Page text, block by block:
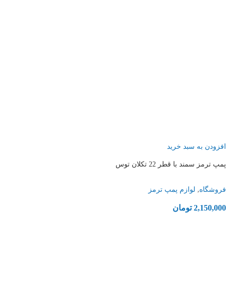
افزودن به سبد خرید
پمپ ترمز سمند با قطر 22 تکلان توس
فروشگاه, لوازم پمپ ترمز
2,150,000 تومان